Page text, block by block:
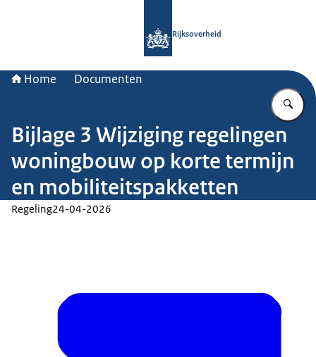
Rijksoverheid
Home Documenten
Bijlage 3 Wijziging regelingen
woningbouw op korte termijn
en mobiliteitspakketten
Regeling24-04-2026